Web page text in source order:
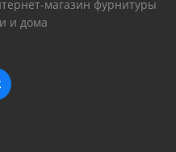
магазин фурнитуры
и дома